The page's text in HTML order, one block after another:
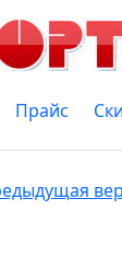
Прайс